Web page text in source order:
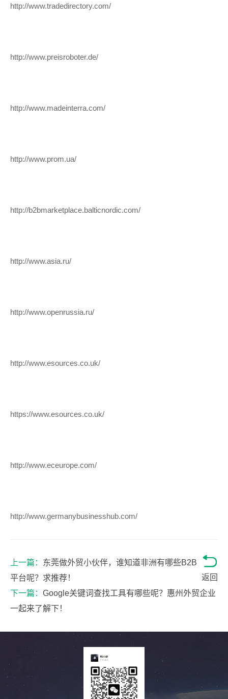
http://www.tradedirectory.com/
http://www.preisroboter.de/
http://www.madeinterra.com/
http://www.prom.ua/
http://b2bmarketplace.balticnordic.com/
http://www.asia.ru/
http://www.openrussia.ru/
http://www.esources.co.uk/
https://www.esources.co.uk/
http://www.eceurope.com/
http://www.germanybusinesshub.com/
返回
上一篇： 东莞做外贸小伙伴，谁知道非洲有哪些B2B
平台呢？求推荐！
下一篇： Google关键词查找工具有哪些呢？惠州外贸企业
一起来了解下！